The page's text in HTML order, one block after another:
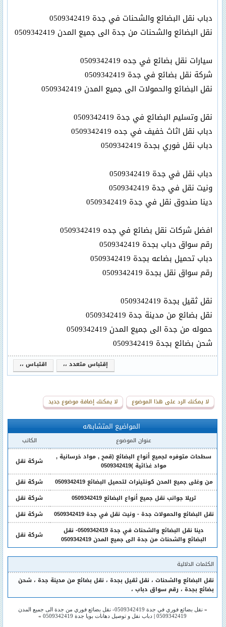
دباب نقل البضائع والشحنات في جدة 0509342419
نقل البضائع والشحنات من جدة الى جميع المدن 0509342419
سيارات نقل بضائع في جده 0509342419
شركة نقل بضائع في جدة 0509342419
نقل البضائع والحمولات الى جميع المدن 0509342419
نقل وتسليم البضائع في جدة 0509342419
دباب نقل اثاث خفيف في جده 0509342419
دباب نقل فوري بجدة 0509342419
دباب نقل في جدة 0509342419
ونيت نقل في جدة 0509342419
دينا صندوق نقل في جدة 0509342419
افضل شركات نقل بضائع في جده 0509342419
رقم سواق دباب بجدة 0509342419
دباب تحميل بضاعه بجدة 0509342419
رقم سواق نقل بجدة 0509342419
نقل ثقيل بجدة 0509342419
نقل بضائع من مدينة جدة 0509342419
حموله من جدة الى جميع المدن 0509342419
شحن بضائع بجدة 0509342419
اقتبـاس ،، إقتباس متعدد ،،
لا يمكنك الرد على هذا الموضوع لا يمكنك إضافة موضوع جديد
المواضيع المتشابهه
عنوان الموضوع
الكاتب
سطحات متوفره لجميع أنواع البضائع (قمح , مواد خرسانية ,
مواد غذائية )0509342419
شركة نقل
من وغلى جميع المدن كونتينرات لتحميل البضائع 0509342419
شركة نقل
تريلا جوانب نقل جميع أنواع البضائع 0509342419
شركة نقل
نقل البضائع والحمولات جدة - ونيت نقل في جدة 0509342419
شركة نقل
دينا نقل البضائع والشحنات في جدة 0509342419- نقل
البضائع والشحنات من جدة الى جميع المدن 0509342419
شركة نقل
الكلمات الدلالية
نقل البضائع والشحنات، نقل ثقيل بجدة، نقل بضائع من مدينة جدة،شحن
بضائع بجدة، رقم سواق دباب،
«
نقل بضائع فوري في جدة 0509342419- نقل بضائع فوري من جدة الى جميع المدن
0509342419
| دباب نقل و توصيل دهانات بويا جدة 0509342419 »